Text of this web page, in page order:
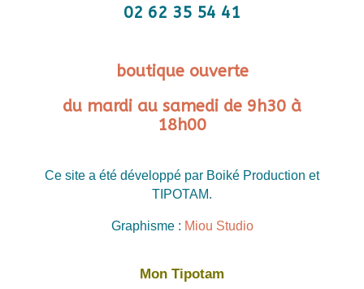
02 62 35 54 41
boutique ouverte
du mardi au samedi de 9h30 à
18h00
Ce site a été développé par Boiké Production et
TIPOTAM.
Graphisme : Miou Studio
Mon Tipotam